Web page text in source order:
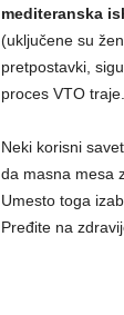
mediteranska
(uključene su
pretpostavki,
proces VTO traje.
Neki korisni
da masna mesa
Umesto toga
Pređite na